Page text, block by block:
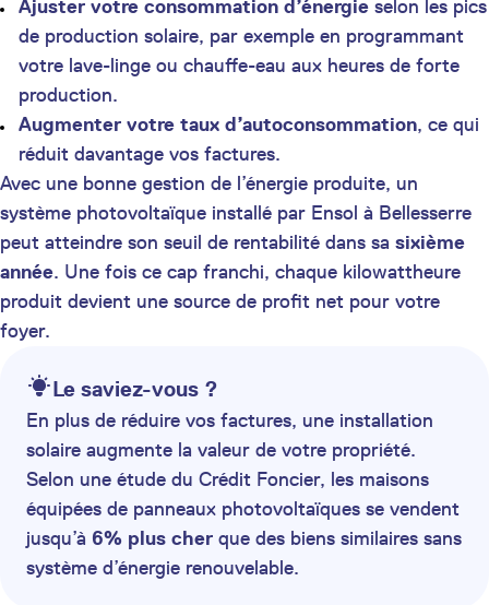
Ajuster votre consommation d’énergie selon les pics
de production solaire, par exemple en programmant
votre lave-linge ou chauffe-eau aux heures de forte
production.
Augmenter votre taux d’autoconsommation, ce qui
réduit davantage vos factures.
Avec une bonne gestion de l’énergie produite, un
système photovoltaïque installé par Ensol à Bellesserre
peut atteindre son seuil de rentabilité dans sa sixième
année. Une fois ce cap franchi, chaque kilowattheure
produit devient une source de profit net pour votre
foyer.
Le saviez-vous ?
En plus de réduire vos factures, une installation
solaire augmente la valeur de votre propriété.
Selon une étude du Crédit Foncier, les maisons
équipées de panneaux photovoltaïques se vendent
jusqu’à 6% plus cher que des biens similaires sans
système d’énergie renouvelable.